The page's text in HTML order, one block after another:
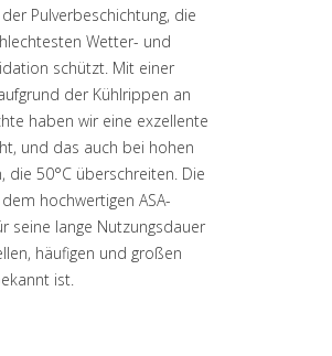
Pulverbeschichtung, die
Wetter- und
schützt. Mit einer
der Kühlrippen an
haben wir eine exzellente
und das auch bei hohen
50°C überschreiten. Die
hochwertigen ASA-
seine lange Nutzungsdauer
häufigen und großen
ist.